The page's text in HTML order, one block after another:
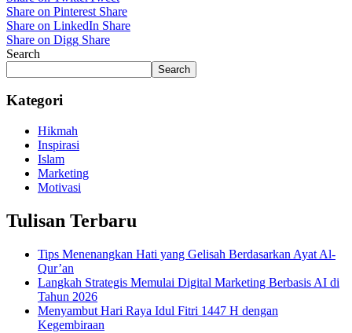
Share on Pinterest Share
Share on LinkedIn Share
Share on Digg Share
Search
Search
Kategori
Hikmah
Inspirasi
Islam
Marketing
Motivasi
Tulisan Terbaru
Tips Menenangkan Hati yang Gelisah Berdasarkan Ayat Al-
Qur’an
Langkah Strategis Memulai Digital Marketing Berbasis AI di
Tahun 2026
Menyambut Hari Raya Idul Fitri 1447 H dengan
Kegembiraan